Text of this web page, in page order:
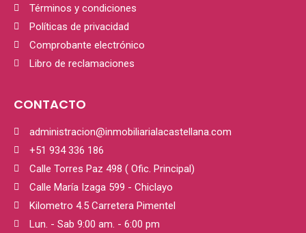
Términos y condiciones
Políticas de privacidad
Comprobante electrónico
Libro de reclamaciones
CONTACTO
administracion@inmobiliarialacastellana.com
+51 934 336 186
Calle Torres Paz 498 ( Ofic. Principal)
Calle María Izaga 599 - Chiclayo
Kilometro 4.5 Carretera Pimentel
Lun. - Sab 9:00 am. - 6:00 pm